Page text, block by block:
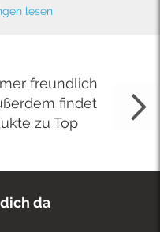
lesen
freundlich
findet
zu Top
da